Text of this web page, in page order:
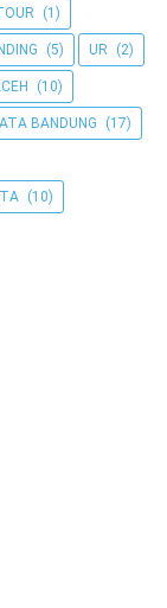
(1)
(5) UR (2)
(10)
BANDUNG (17)
(10)